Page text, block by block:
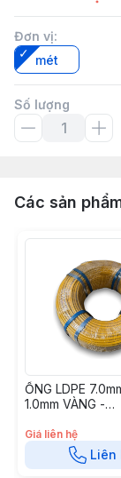
Đơn vị:
mét
Số lượng
Các sản
ỐNG LDPE
1.0mm VÀNG -
Giá liên hệ
Liên